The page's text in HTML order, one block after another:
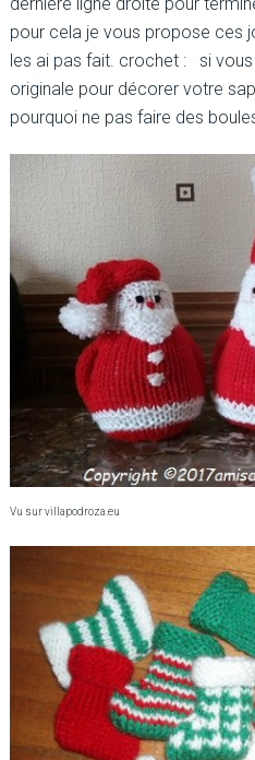
pour cela je vous propose ces
les ai pas fait. crochet : si
originale pour décorer votre
pourquoi ne pas faire des
Vu sur villapodroza.eu